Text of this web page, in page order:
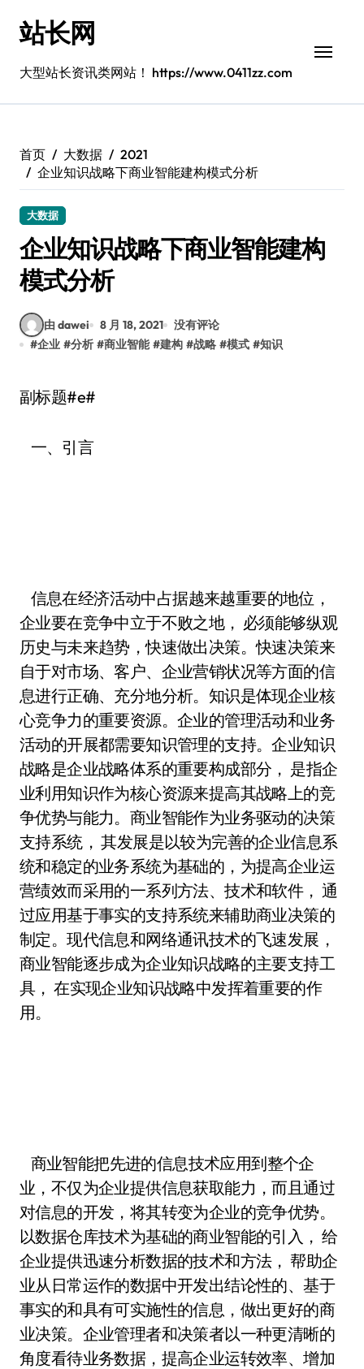
站长网
大型站长资讯类网站！ https://www.0411zz.com
首页 大数据
2021
企业知识战略下商业智能建构模式分析
大数据
企业知识战略下商业智能建构
模式分析
由 dawei 8 月 18, 2021
没有评论
#企业 #分析 #商业智能 #建构 #战略 #模式 #知识
副标题#e#
一、引言
信息在经济活动中占据越来越重要的地位，
企业要在竞争中立于不败之地， 必须能够纵观
历史与未来趋势，快速做出决策。快速决策来
自于对市场、客户、企业营销状况等方面的信
息进行正确、充分地分析。知识是体现企业核
心竞争力的重要资源。企业的管理活动和业务
活动的开展都需要知识管理的支持。企业知识
战略是企业战略体系的重要构成部分， 是指企
业利用知识作为核心资源来提高其战略上的竞
争优势与能力。商业智能作为业务驱动的决策
支持系统， 其发展是以较为完善的企业信息系
统和稳定的业务系统为基础的，为提高企业运
营绩效而采用的一系列方法、技术和软件， 通
过应用基于事实的支持系统来辅助商业决策的
制定。现代信息和网络通讯技术的飞速发展，
商业智能逐步成为企业知识战略的主要支持工
具， 在实现企业知识战略中发挥着重要的作
用。
商业智能把先进的信息技术应用到整个企
业，不仅为企业提供信息获取能力，而且通过
对信息的开发，将其转变为企业的竞争优势。
以数据仓库技术为基础的商业智能的引入， 给
企业提供迅速分析数据的技术和方法， 帮助企
业从日常运作的数据中开发出结论性的、基于
事实的和具有可实施性的信息，做出更好的商
业决策。企业管理者和决策者以一种更清晰的
角度看待业务数据，提高企业运转效率、增加